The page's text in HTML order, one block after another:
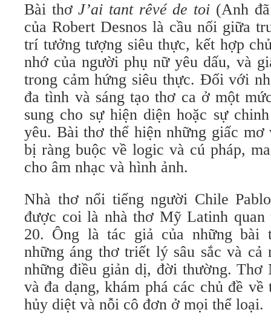
Bài thơJ’ai tant rêvé de toi (Anh
của Robert Desnos là cầu nối giữa
trí tưởng tượng siêu thực, kết hợp
nhớ của người phụ nữ yêu dấu, và
trong cảm hứng siêu thực. Đối với
đa tình và sáng tạo thơ ca ở một
sung cho sự hiện diện hoặc sự
yêu. Bài thơ thể hiện những giấc mơ
bị ràng buộc về logic và cú pháp,
cho âm nhạc và hình ảnh.
Nhà thơ nổi tiếng người Chile
được coi là nhà thơ Mỹ Latinh quan
20. Ông là tác giả của những bài
những áng thơ triết lý sâu sắc và cả
những điều giản dị, đời thường. Thơ
và đa dạng, khám phá các chủ đề
hủy diệt và nỗi cô đơn ở mọi thể loại.